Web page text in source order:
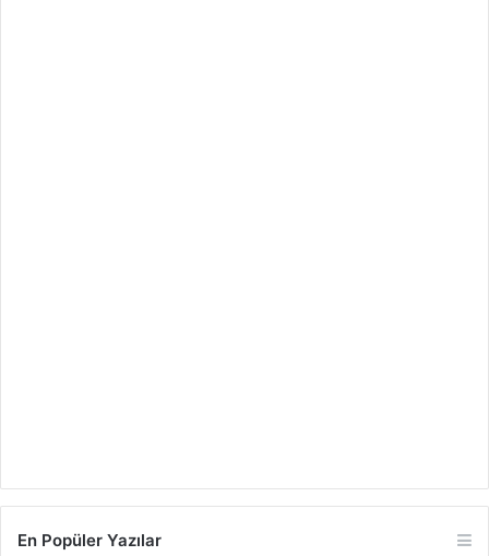
En Popüler Yazılar